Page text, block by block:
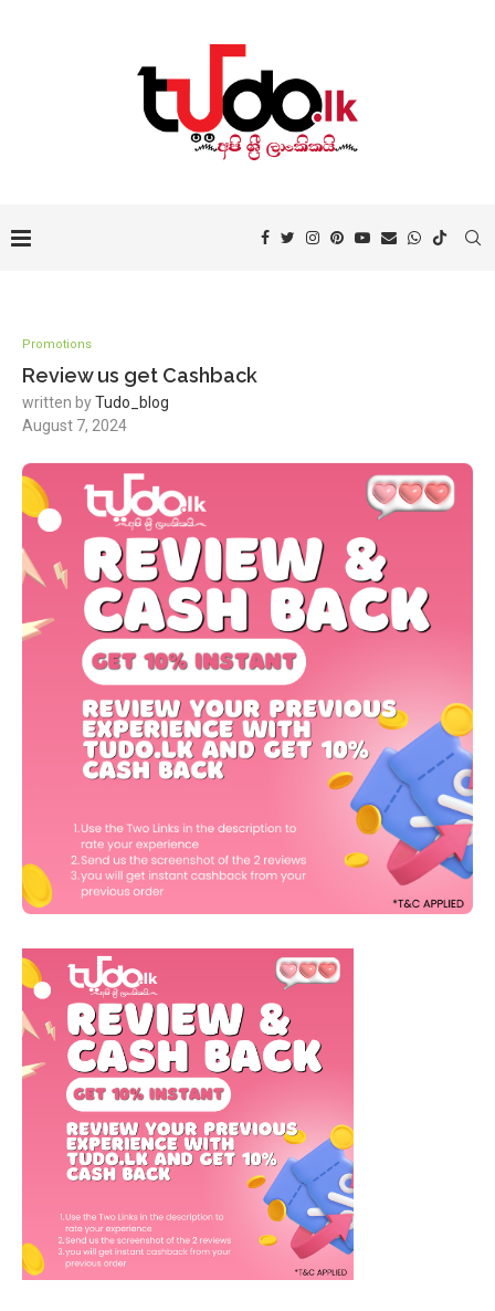
Promotions
Review us get Cashback
written byTudo_blog
August 7, 2024